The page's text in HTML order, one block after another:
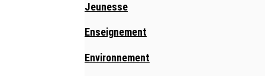
Jeunesse
Enseignement
Environnement